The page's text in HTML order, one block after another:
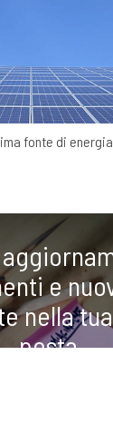
fonte di energia
e
nella
posta